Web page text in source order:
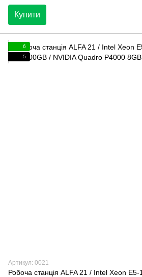
Купити
6
5
Артикул: 0021
Робоча станція ALFA 21 / Intel Xeon